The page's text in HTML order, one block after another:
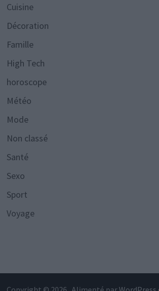
Cuisine
Décoration
Famille
High Tech
horoscope
Météo
Mode
Non classé
Santé
Sexo
Sport
Voyage